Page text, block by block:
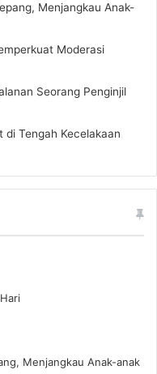
Menjangkau Anak-
Moderasi
Seorang Penginjil
di Tengah Kecelakaan
Menjangkau Anak-anak